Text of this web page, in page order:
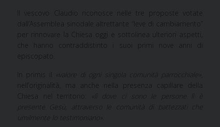
Il vescovo Claudio riconosce nelle tre proposte votate
dall’Assemblea sinodale altrettante “leve di cambiamento”
per rinnovare la Chiesa oggi e sottolinea ulteriori aspetti,
che hanno contraddistinto i suoi primi nove anni di
episcopato.
In primis il
nell’originalità, ma anche nella presenza capillare della
Chiesa nel territorio:
presente Gesù, attraverso le comunità di battezzati che